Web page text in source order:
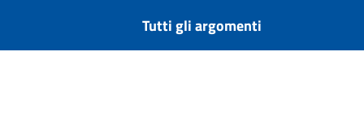
Tutti gli argomenti